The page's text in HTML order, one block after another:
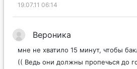
19.07.11 06:14
Вероника
мне не хватило 15 минут, чтобы
(( Ведь они должны пропечься до